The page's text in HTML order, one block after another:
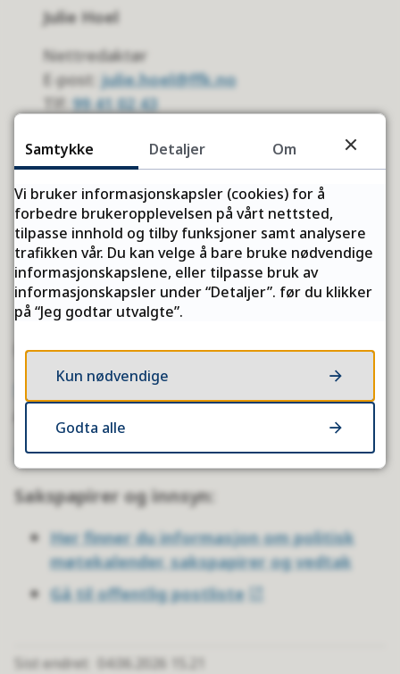
Julie Hoel
Nettredaktør
E-post:julie.hoel@ffk.no
Tlf:99 41 02 43
Karoline Almås Sørensen
Historieforteller
I permisjon
Politisk ledelse
Se hvem som sitter i råd og utvalg
Ta kontakt med administrativ ledelse
Sakspapirer og innsyn:
Her finner du informasjon om politisk
møtekalender, sakspapirer og vedtak
Gå til offentlig postliste
Sist endret 04.06.2026 15.21
Samtykke Detaljer Om
Vi bruker informasjonskapsler (cookies) for å
forbedre brukeropplevelsen på vårt nettsted,
tilpasse innhold og tilby funksjoner samt analysere
trafikken vår. Du kan velge å bare bruke nødvendige
informasjonskapslene, eller tilpasse bruk av
informasjonskapsler under “Detaljer”. før du klikker
på “Jeg godtar utvalgte”.
Kun nødvendige
Godta alle